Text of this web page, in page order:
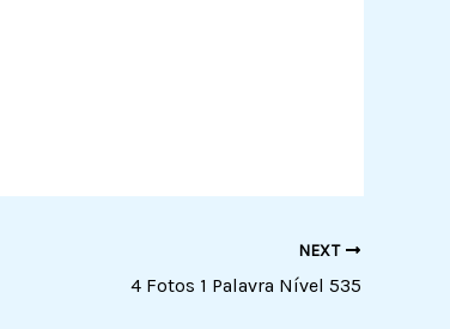
NEXT
4 Fotos 1 Palavra Nível 535